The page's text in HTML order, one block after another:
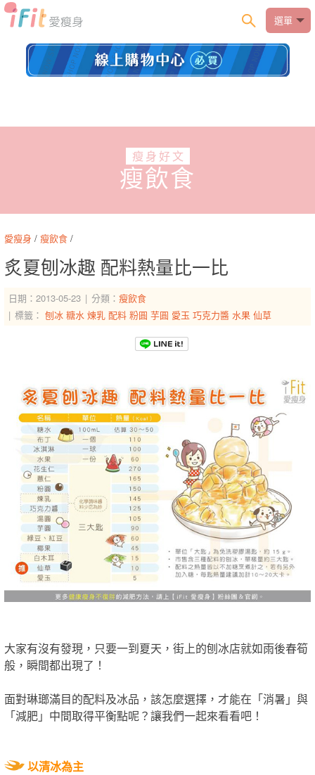
選單
瘦身好文
瘦飲食
愛瘦身 / 瘦飲食 /
炙夏刨冰趣 配料熱量比一比
日期：2013-05-23 分類： 瘦飲食
標籤： 刨冰 糖水 煉乳 配料 粉圓 芋圓 愛玉 巧克力醬 水果 仙草
大家有沒有發現，只要一到夏天，街上的刨冰店就如雨後春筍
般，瞬間都出現了！
面對琳瑯滿目的配料及冰品，該怎麼選擇，才能在「消暑」與
「減肥」中間取得平衡點呢？讓我們一起來看看吧！
以清冰為主